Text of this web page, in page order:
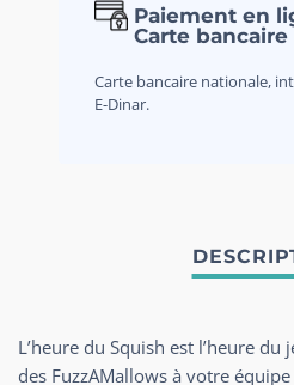
Paiement en
Carte bancaire
Carte bancaire nationale,
E-Dinar.
L’heure du Squish est l’heure
des FuzzAMallows à votre